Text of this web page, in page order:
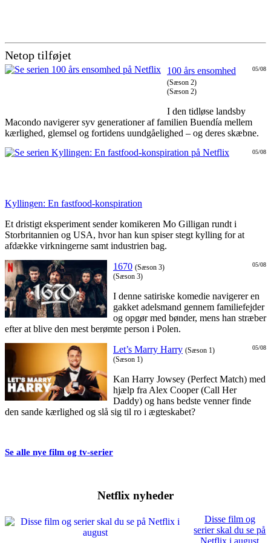
Netop tilføjet
05/08
100 års ensomhed
(Sæson 2)
(Sæson 2)
I den tidløse landsby
Macondo navigerer syv generationer af familien Buendía mellem
kærlighed, glemsel og fortidens uundgåelighed – og deres skæbne.
05/08
Kyllingen: En fastfood-konspiration
Et dristigt eksperiment sender komikeren Mo Gilligan rundt i
Storbritannien og USA, hvor han kun spiser stegt kylling for at
afdække virkningerne samt industrien bag.
05/08
1670 (Sæson 3)
(Sæson 3)
I denne satiriske komedie navigerer en
gakket adelsmand gennem familiefejder
og opgør med bønder, mens han stræber
efter at blive den mest berømte person i Polen.
05/08
Let’s Marry Harry (Sæson 1)
(Sæson 1)
Kan Harry Jowsey (Perfect Match) med
hjælp fra Alex Cooper (Call Her
Daddy) og hans bedste venner finde
den sande kærlighed og slå sig til ro i ægteskabet?
Se alle nye film og tv-serier
Netflix nyheder
Disse film og
serier skal du se på
Netflix i august